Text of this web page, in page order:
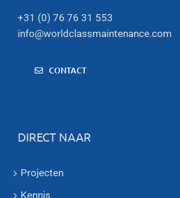
+31 (0) 76 76 31 553
info@worldclassmaintenance.com
CONTACT
DIRECT NAAR
Projecten
Kennis